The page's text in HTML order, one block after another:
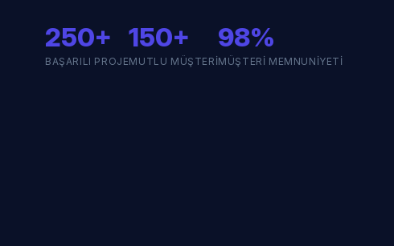
250+
BAŞARILI PROJE
150+
MUTLU MÜŞTERI
98%
MÜŞTERI MEMNUNIYETI